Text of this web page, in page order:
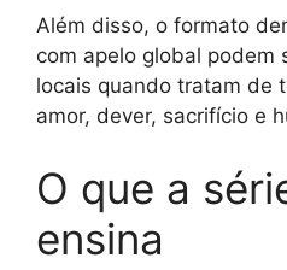
Além disso, o formato
com apelo global podem
locais quando tratam de
amor, dever, sacrifício e
O que a
ensina